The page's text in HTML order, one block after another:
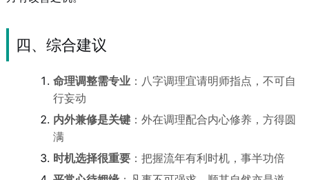
四、综合建议
命理调整需专业：八字调理宜请明师指点，不可自
行妄动
内外兼修是关键：外在调理配合内心修养，方得圆
满
时机选择很重要：把握流年有利时机，事半功倍